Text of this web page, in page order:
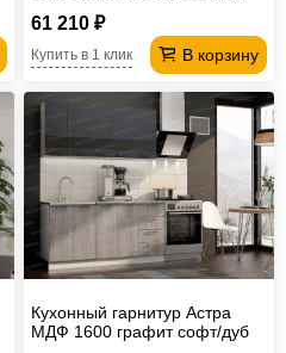
61 210 ₽
В корзину
Купить в 1 клик
Кухонный гарнитур Астра
МДФ 1600 графит софт/дуб